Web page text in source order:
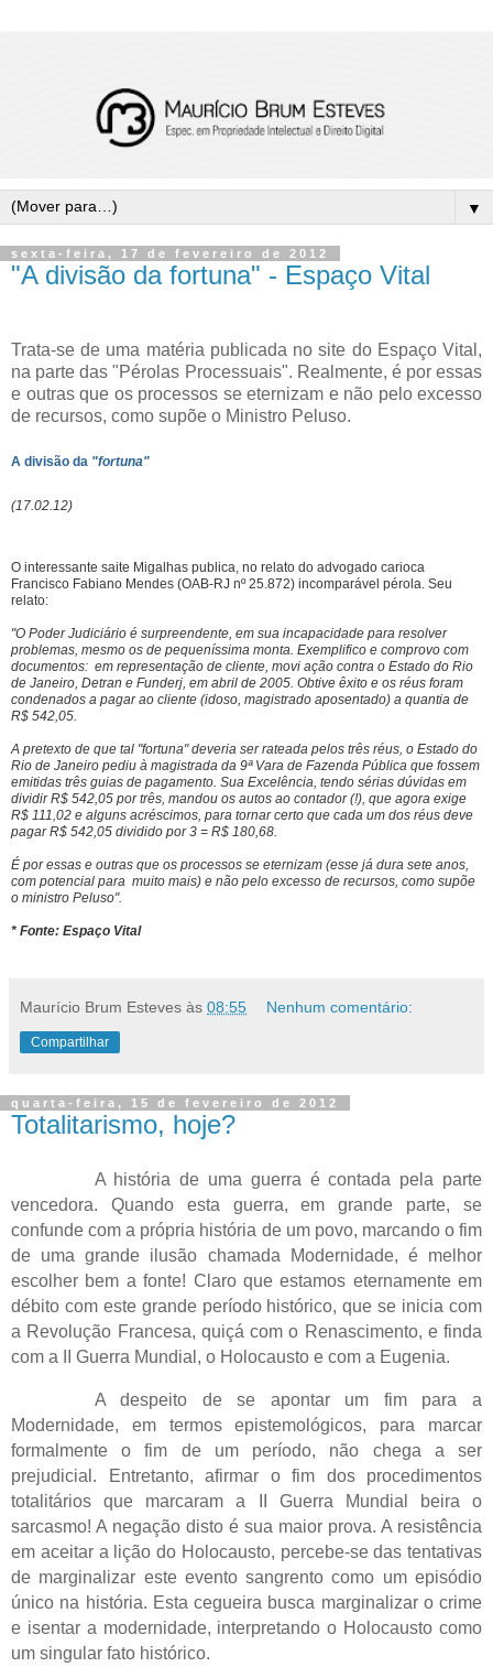
▼
sexta-feira, 17 de fevereiro de 2012
"A divisão da fortuna" - Espaço Vital
Trata-se de uma matéria publicada no site do Espaço Vital,
na parte das "Pérolas Processuais". Realmente, é por essas
e outras que os processos se eternizam e não pelo excesso
de recursos, como supõe o Ministro Peluso.
A divisão da "fortuna"
(17.02.12)
O interessante saite Migalhas publica, no relato do advogado carioca
Francisco Fabiano Mendes (OAB-RJ nº 25.872) incomparável pérola. Seu
relato:
"O Poder Judiciário é surpreendente, em sua incapacidade para resolver
problemas, mesmo os de pequeníssima monta. Exemplifico e comprovo com
documentos: em representação de cliente, movi ação contra o Estado do Rio
de Janeiro, Detran e Funderj, em abril de 2005. Obtive êxito e os réus foram
condenados a pagar ao cliente (idoso, magistrado aposentado) a quantia de
R$ 542,05.
A pretexto de que tal "fortuna" deveria ser rateada pelos três réus, o Estado do
Rio de Janeiro pediu à magistrada da 9ª Vara de Fazenda Pública que fossem
emitidas três guias de pagamento. Sua Excelência, tendo sérias dúvidas em
dividir R$ 542,05 por três, mandou os autos ao contador (!), que agora exige
R$ 111,02 e alguns acréscimos, para tornar certo que cada um dos réus deve
pagar R$ 542,05 dividido por 3 = R$ 180,68.
É por essas e outras que os processos se eternizam (esse já dura sete anos,
com potencial para muito mais) e não pelo excesso de recursos, como supõe
o ministro Peluso".
* Fonte: Espaço Vital
Maurício Brum Esteves às 08:55 Nenhum comentário:
Compartilhar
quarta-feira, 15 de fevereiro de 2012
Totalitarismo, hoje?
A história de uma guerra é contada pela parte
vencedora. Quando esta guerra, em grande parte, se
confunde com a própria história de um povo, marcando o fim
de uma grande ilusão chamada Modernidade, é melhor
escolher bem a fonte! Claro que estamos eternamente em
débito com este grande período histórico, que se inicia com
a Revolução Francesa, quiçá com o Renascimento, e finda
com a II Guerra Mundial, o Holocausto e com a Eugenia.
A despeito de se apontar um fim para a
Modernidade, em termos epistemológicos, para marcar
formalmente o fim de um período, não chega a ser
prejudicial. Entretanto, afirmar o fim dos procedimentos
totalitários que marcaram a II Guerra Mundial beira o
sarcasmo! A negação disto é sua maior prova. A resistência
em aceitar a lição do Holocausto, percebe-se das tentativas
de marginalizar este evento sangrento como um episódio
único na história. Esta cegueira busca marginalizar o crime
e isentar a modernidade, interpretando o Holocausto como
um singular fato histórico.